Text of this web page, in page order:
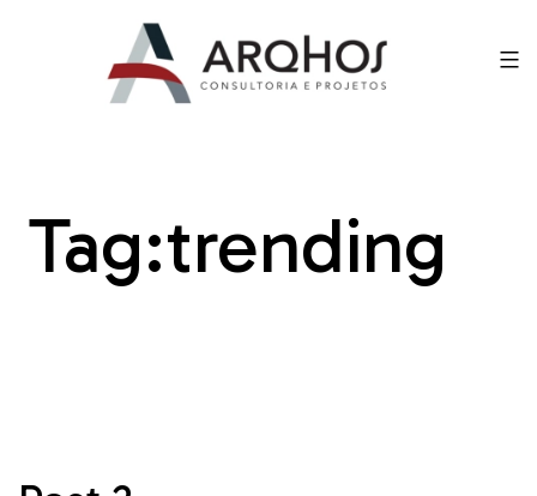
Tag:trending